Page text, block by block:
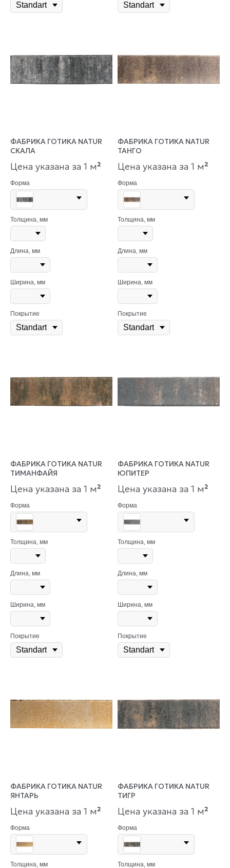
ФАБРИКА ГОТИКА NATUR
СКАЛА
Цена указана за 1 м²
Форма
Толщина, мм
Длина, мм
Ширина, мм
Покрытие
ФАБРИКА ГОТИКА NATUR
ТАНГО
Цена указана за 1 м²
Форма
Толщина, мм
Длина, мм
Ширина, мм
Покрытие
ФАБРИКА ГОТИКА NATUR
ТИМАНФАЙЯ
Цена указана за 1 м²
Форма
Толщина, мм
Длина, мм
Ширина, мм
Покрытие
ФАБРИКА ГОТИКА NATUR
ЮПИТЕР
Цена указана за 1 м²
Форма
Толщина, мм
Длина, мм
Ширина, мм
Покрытие
ФАБРИКА ГОТИКА NATUR
ЯНТАРЬ
Цена указана за 1 м²
Форма
Толщина, мм
ФАБРИКА ГОТИКА NATUR
ТИГР
Цена указана за 1 м²
Форма
Толщина, мм